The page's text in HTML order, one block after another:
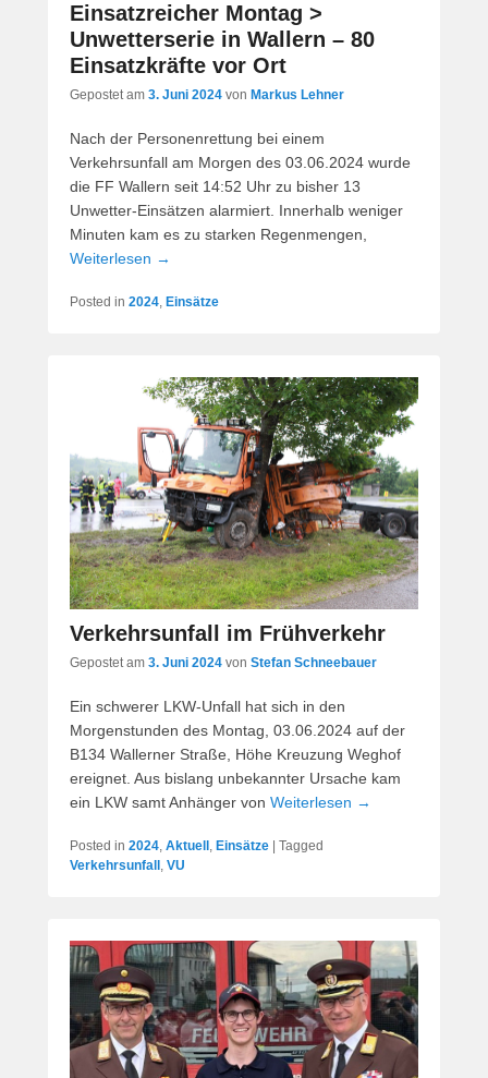
Einsatzreicher Montag >
Unwetterserie in Wallern – 80
Einsatzkräfte vor Ort
Gepostet am 3. Juni 2024 von Markus Lehner
Nach der Personenrettung bei einem
Verkehrsunfall am Morgen des 03.06.2024 wurde
die FF Wallern seit 14:52 Uhr zu bisher 13
Unwetter-Einsätzen alarmiert. Innerhalb weniger
Minuten kam es zu starken Regenmengen,
Weiterlesen →
Posted in 2024, Einsätze
Verkehrsunfall im Frühverkehr
Gepostet am 3. Juni 2024 von Stefan Schneebauer
Ein schwerer LKW-Unfall hat sich in den
Morgenstunden des Montag, 03.06.2024 auf der
B134 Wallerner Straße, Höhe Kreuzung Weghof
ereignet. Aus bislang unbekannter Ursache kam
ein LKW samt Anhänger von Weiterlesen →
Posted in 2024, Aktuell , Einsätze
Tagged
Verkehrsunfall , VU